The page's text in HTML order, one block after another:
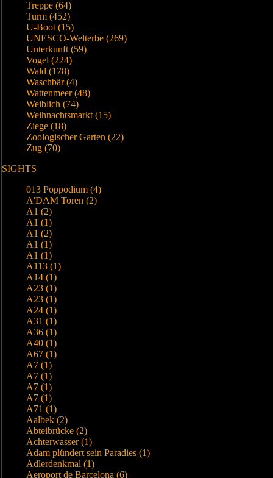
Treppe (64)
Turm (452)
U-Boot (15)
UNESCO-Welterbe (269)
Unterkunft (59)
Vogel (224)
Wald (178)
Waschbär (4)
Wattenmeer (48)
Weiblich (74)
Weihnachtsmarkt (15)
Ziege (18)
Zoologischer Garten (22)
Zug (70)
SIGHTS
013 Poppodium (4)
A'DAM Toren (2)
A1 (2)
A1 (1)
A1 (2)
A1 (1)
A1 (1)
A113 (1)
A14 (1)
A23 (1)
A23 (1)
A24 (1)
A31 (1)
A36 (1)
A40 (1)
A67 (1)
A7 (1)
A7 (1)
A7 (1)
A7 (1)
A71 (1)
Aalbek (2)
Abteibrücke (2)
Achterwasser (1)
Adam plündert sein Paradies (1)
Adlerdenkmal (1)
Aeroport de Barcelona (6)